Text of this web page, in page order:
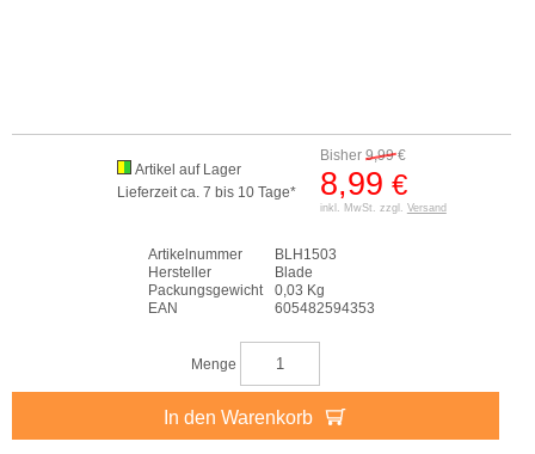
Bisher 9,99€
8,99 €
inkl. MwSt. zzgl. Versand
Artikel auf Lager
Lieferzeit ca. 7 bis 10 Tage*
Artikelnummer
BLH1503
Hersteller
Blade
Packungsgewicht
0,03 Kg
EAN
605482594353
Menge
In den Warenkorb